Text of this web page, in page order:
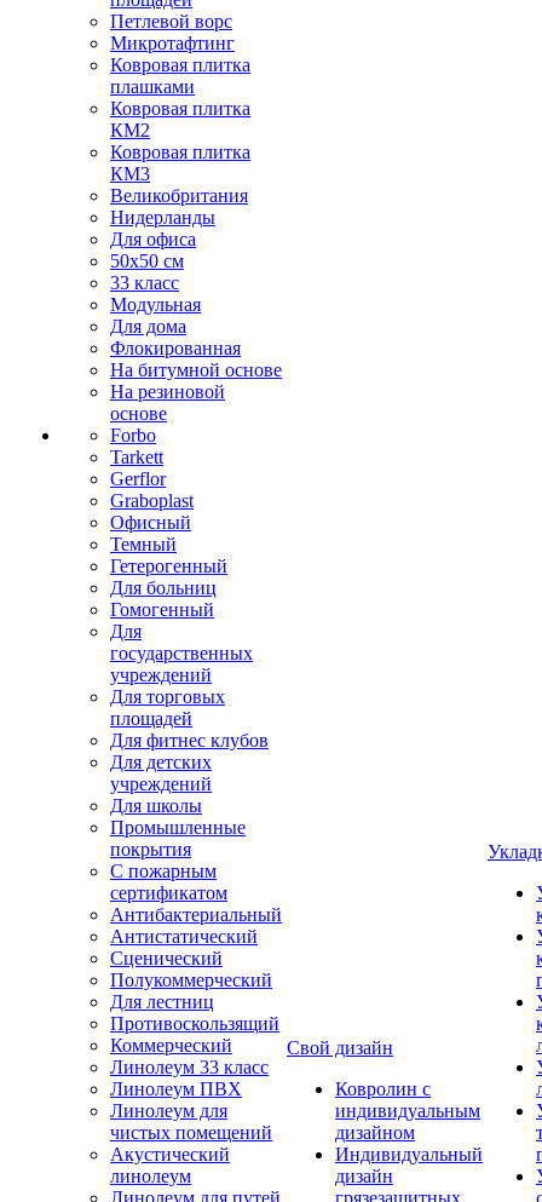
Петлевой ворс
Микротафтинг
Ковровая плитка
плашками
Ковровая плитка
КМ2
Ковровая плитка
КМ3
Великобритания
Нидерланды
Для офиса
50х50 см
33 класс
Модульная
Для дома
Флокированная
На битумной основе
На резиновой
основе
Forbo
Tarkett
Gerflor
Graboplast
Офисный
Темный
Гетерогенный
Для больниц
Гомогенный
Для
государственных
учреждений
Для торговых
площадей
Для фитнес клубов
Для детских
учреждений
Для школы
Промышленные
покрытия
С пожарным
сертификатом
Антибактериальный
Антистатический
Сценический
Полукоммерческий
Для лестниц
Противоскользящий
Коммерческий
Линолеум 33 класс
Линолеум ПВХ
Линолеум для
чистых помещений
Акустический
линолеум
Линолеум для путей
Свой дизайн
Ковролин с
индивидуальным
дизайном
Индивидуальный
дизайн
грязезащитных